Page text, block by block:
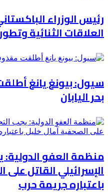
رئيس الوزراء
العلاقات الثنائية
سيول: بيونغ يانغ
بحر اليابان
منظمة العفو
الإسرائيلي القاتل
باعتباره جريمة حرب